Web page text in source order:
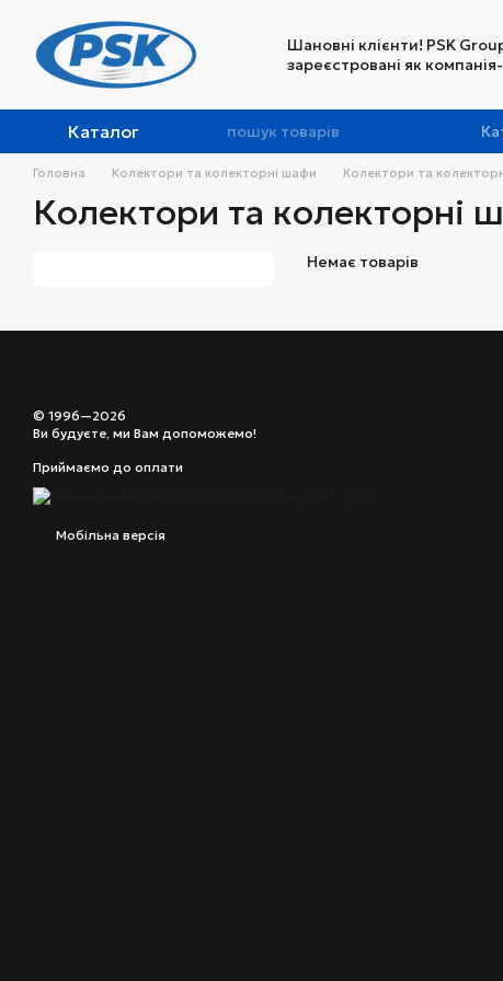
Шановні клієнти! PSK
зареєстровані як
Каталог
Головна Колектори та колекторні шафи Колектори та
Колектори та колекторні
Немає товарів
© 1996—2026
Ви будуєте, ми Вам допоможемо!
Приймаємо до оплати
Мобільна версія